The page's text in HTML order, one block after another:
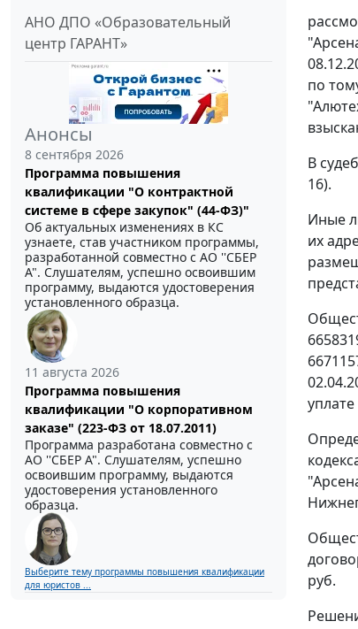
АНО ДПО «Образовательный
центр ГАРАНТ»
Анонсы
8 сентября 2026
Программа повышения
квалификации "О контрактной
системе в сфере закупок" (44-ФЗ)"
Об актуальных изменениях в КС
узнаете, став участником программы,
разработанной совместно с АО ''СБЕР
А". Слушателям, успешно освоившим
программу, выдаются удостоверения
установленного образца.
11 августа 2026
Программа повышения
квалификации "О корпоративном
заказе" (223-ФЗ от 18.07.2011)
Программа разработана совместно с
АО ''СБЕР А". Слушателям, успешно
освоившим программу, выдаются
удостоверения установленного
образца.
Выберите тему программы повышения квалификации
для юристов ...
по
В
16).
Иные
их
руб.